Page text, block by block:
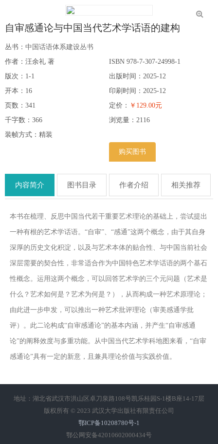
自审感通论与中国当代艺术学话语的建构
丛书： 中国话语体系建设丛书
作者：汪余礼 著
版次：1-1
开本：16
页数：341
千字数：366
装帧方式：精装
ISBN 978-7-307-24998-1
出版时间：2025-12
印刷时间：2025-12
定价： ￥129.00元
浏览量： 2116
购买图书
内容简介 图书目录 作者介绍 相关推荐
本书在梳理、反思中国当代若干重要艺术理论的基础上，尝试提出
一种有根的艺术学话语。“自审”、“感通”这两个概念，由于其自身
深厚的历史文化积淀，以及与艺术本体的贴合性、与中国当前社会
深层需要的契合性，非常适合作为中国特色艺术学话语的两个基石
性概念。运用这两个概念，可以回答艺术学的三个元问题（艺术是
什么？艺术如何是？艺术为何是？），从而构成一种艺术原理论；
由此进一步申发，可以推出一种艺术批评理论（审美感通学批
评）。此二论构成“自审感通论”的基本内涵，并产生“自审感通
论”的阐释效度与多重功能。从中国当代艺术学科地图来看，“自审
感通论”具有一定的新意，且兼具理论价值与实践价值。
地址：湖北省武汉市洪山区卓刀泉路108号凯乐桂园S-1楼B座14-17层
版权所有 © 2023 武汉大学出版社有限责任公司
鄂ICP备10208780号-1
鄂公网安备42010602000434号